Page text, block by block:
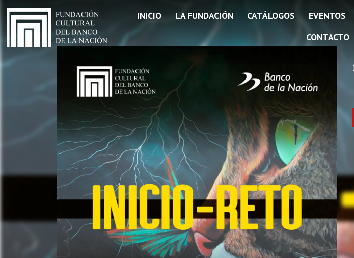
INICIO LA FUNDACIÓN CATÁLOGOS EVENTOS
CONTACTO